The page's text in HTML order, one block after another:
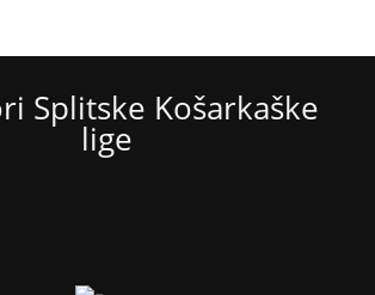
Splitske Košarkaške
lige